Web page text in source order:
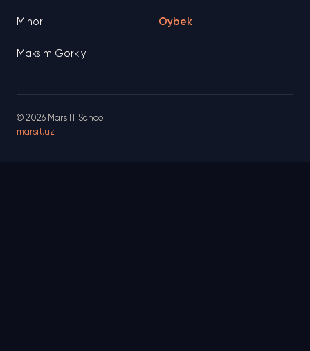
Minor Oybek
Maksim Gorkiy
© 2026 Mars IT School
marsit.uz